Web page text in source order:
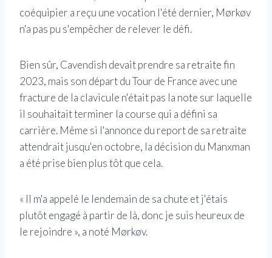
coéquipier a reçu une vocation l'été dernier, Mørkøv
n'a pas pu s'empêcher de relever le défi.
Bien sûr, Cavendish devait prendre sa retraite fin
2023, mais son départ du Tour de France avec une
fracture de la clavicule n'était pas la note sur laquelle
il souhaitait terminer la course qui a défini sa
carrière. Même si l'annonce du report de sa retraite
attendrait jusqu'en octobre, la décision du Manxman
a été prise bien plus tôt que cela.
« Il m'a appelé le lendemain de sa chute et j'étais
plutôt engagé à partir de là, donc je suis heureux de
le rejoindre », a noté Mørkøv.